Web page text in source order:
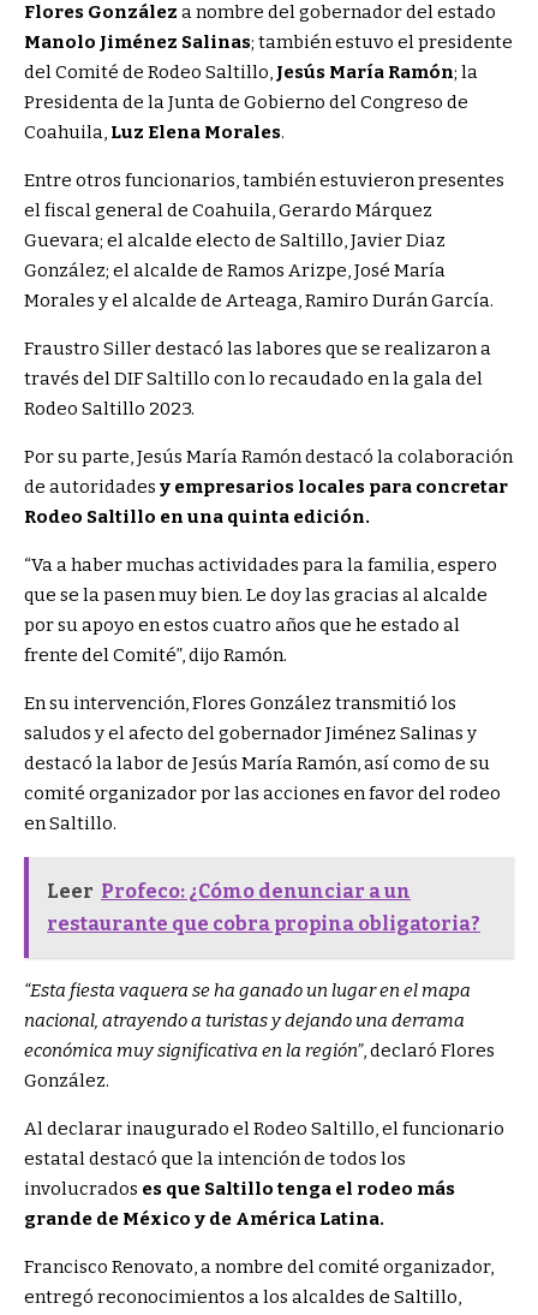
Flores González a nombre del gobernador del estado
Manolo Jiménez Salinas; también estuvo el presidente
del Comité de Rodeo Saltillo, Jesús María Ramón; la
Presidenta de la Junta de Gobierno del Congreso de
Coahuila, Luz Elena Morales.
Entre otros funcionarios, también estuvieron presentes
el fiscal general de Coahuila, Gerardo Márquez
Guevara; el alcalde electo de Saltillo, Javier Diaz
González; el alcalde de Ramos Arizpe, José María
Morales y el alcalde de Arteaga, Ramiro Durán García.
Fraustro Siller destacó las labores que se realizaron a
través del DIF Saltillo con lo recaudado en la gala del
Rodeo Saltillo 2023.
Por su parte, Jesús María Ramón destacó la colaboración
de autoridades y empresarios locales para concretar
Rodeo Saltillo en una quinta edición.
“Va a haber muchas actividades para la familia, espero
que se la pasen muy bien. Le doy las gracias al alcalde
por su apoyo en estos cuatro años que he estado al
frente del Comité”, dijo Ramón.
En su intervención, Flores González transmitió los
saludos y el afecto del gobernador Jiménez Salinas y
destacó la labor de Jesús María Ramón, así como de su
comité organizador por las acciones en favor del rodeo
en Saltillo.
Leer Profeco: ¿Cómo denunciar a un
restaurante que cobra propina obligatoria?
“Esta fiesta vaquera se ha ganado un lugar en el mapa
nacional, atrayendo a turistas y dejando una derrama
económica muy significativa en la región”, declaró Flores
González.
Al declarar inaugurado el Rodeo Saltillo, el funcionario
estatal destacó que la intención de todos los
involucrados es que Saltillo tenga el rodeo más
grande de México y de América Latina.
Francisco Renovato, a nombre del comité organizador,
entregó reconocimientos a los alcaldes de Saltillo,